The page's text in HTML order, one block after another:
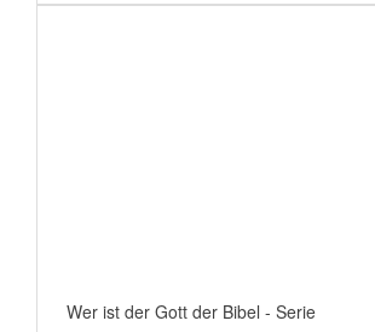
Wer ist der Gott der Bibel - Serie